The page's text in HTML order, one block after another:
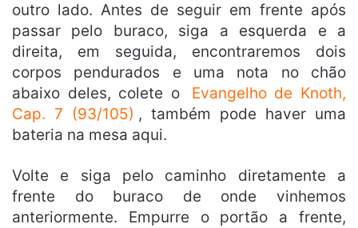
outro lado. Antes de seguir em frente após
passar pelo buraco, siga a esquerda e a
direita, em seguida, encontraremos dois
corpos pendurados e uma nota no chão
abaixo deles, colete o
Evangelho de Knoth,
Cap. 7 (93/105) , também pode haver uma
bateria na mesa aqui.
Volte e siga pelo caminho diretamente a
frente do buraco de onde vinhemos
anteriormente. Empurre o portão a frente,